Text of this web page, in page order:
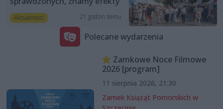
Aktualności 21 godzin temu
Polecane wydarzenia
Zamkowe Noce Filmowe
2026 [program]
11 sierpnia 2026, 21:30
Zamek Książąt Pomorskich w